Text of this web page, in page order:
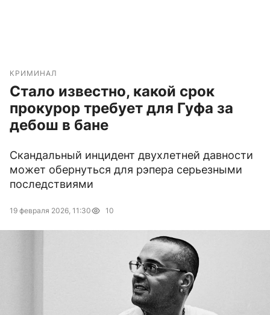
КРИМИНАЛ
Стало известно, какой срок
прокурор требует для Гуфа за
дебош в бане
Скандальный инцидент двухлетней давности
может обернуться для рэпера серьезными
последствиями
19 февраля 2026, 11:30 10